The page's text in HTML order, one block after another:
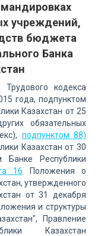
учреждений,
бюджета
Банка
Трудового кодекса
года, подпунктом
Казахстан от 25
обязательных
подпунктом 88)
Казахстан от 30
Республики
16 Положения о
утвержденного
от 31 декабря
и структуры
Правление
Казахстан